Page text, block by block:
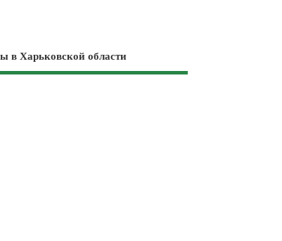
в Харьковской области